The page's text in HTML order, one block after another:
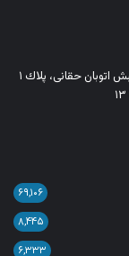
آدرس: تهران - خیابان میرداماد، خیابان مصدق جنوبی،نبش اتوبان حقانی، پلاك ١
۶۹,۱۰۶
۸,۴۴۵
۶,۳۳۳